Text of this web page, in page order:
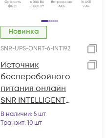
Новинка
SNR-UPS-ONRT-6-INT192
Источник
бесперебойного
питания онлайн
SNR INTELLIGENT
6кВА/6кВт, 1ф:1ф,
192В(DC) (16x9Ач)
В наличии: 5 шт
Транзит: 10 шт